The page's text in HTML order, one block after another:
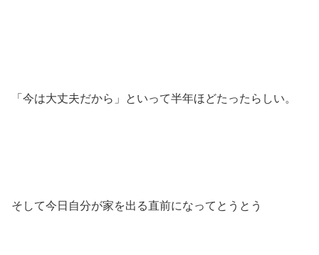
「今は大丈夫だから」といって半年ほどたったらしい。
そして今日自分が家を出る直前になってとうとう